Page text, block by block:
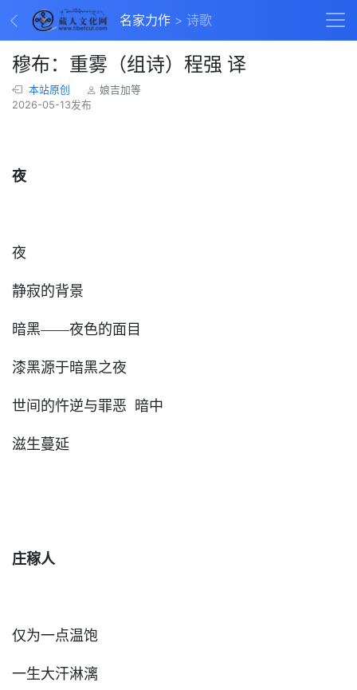
名家力作 诗歌
穆布：重雾（组诗）程强 译
本站原创
娘吉加等
2026-05-13发布
夜
夜
静寂的背景
暗黑——夜色的面目
漆黑源于暗黑之夜
世间的忤逆与罪恶 暗中
滋生蔓延
庄稼人
仅为一点温饱
一生大汗淋漓